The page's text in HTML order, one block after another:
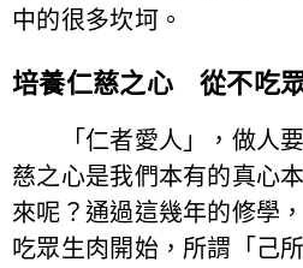
中的很多坎坷。
培養仁慈之心 從不吃
「仁者愛人」，做人要
慈之心是我們本有的真心
來呢？通過這幾年的修學
吃眾生肉開始，所謂「己